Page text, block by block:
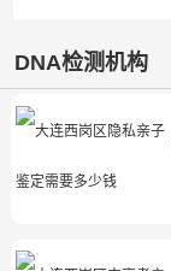
DNA检测机构